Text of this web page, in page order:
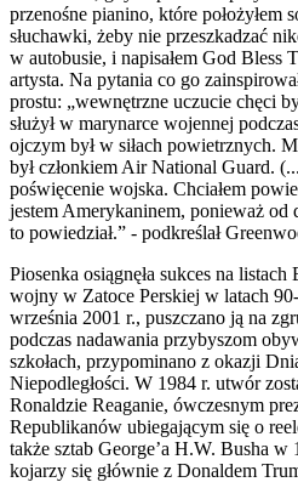
przenośne pianino, które położyłem
słuchawki, żeby nie przeszkadzać
w autobusie, i napisałem God Bless
artysta. Na pytania co go
prostu: „wewnętrzne uczucie chęci
służył w marynarce wojennej
ojczym był w siłach powietrznych.
był członkiem Air National Guard.
poświęcenie wojska. Chciałem
jestem Amerykaninem, ponieważ od
to powiedział.” - podkreślał
Piosenka osiągnęła sukces na
wojny w Zatoce Perskiej w latach
września 2001 r., puszczano ją na
podczas nadawania przybyszom
szkołach, przypominano z okazji
Niepodległości. W 1984 r. utwór
Ronaldzie Reaganie, ówczesnym
Republikanów ubiegającym się o
także sztab George’a H.W. Busha w
kojarzy się głównie z Donaldem